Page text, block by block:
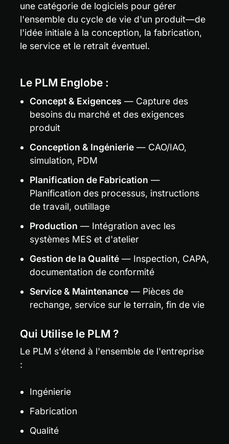
une catégorie de logiciels pour gérer
l'ensemble du cycle de vie d'un produit—de
l'idée initiale à la conception, la fabrication,
le service et le retrait éventuel.
Le PLM Englobe :
Concept & Exigences — Capture des
besoins du marché et des exigences
produit
Conception & Ingénierie — CAO/IAO,
simulation, PDM
Planification de Fabrication —
Planification des processus, instructions
de travail, outillage
Production — Intégration avec les
systèmes MES et d'atelier
Gestion de la Qualité — Inspection, CAPA,
documentation de conformité
Service & Maintenance — Pièces de
rechange, service sur le terrain, fin de vie
Qui Utilise le PLM ?
Le PLM s'étend à l'ensemble de l'entreprise
:
Ingénierie
Fabrication
Qualité